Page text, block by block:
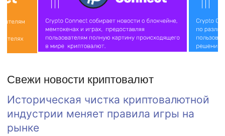
Свежи новости криптовалют
Историческая чистка криптовалютной
индустрии меняет правила игры на
рынке